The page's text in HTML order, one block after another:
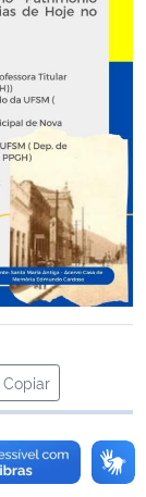
Copiar
para área de